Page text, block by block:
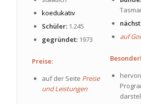
koedukativ
Schüler:1.245
gegründet: 1973
Preise:
auf der Seite Preise
und Leistungen
auf